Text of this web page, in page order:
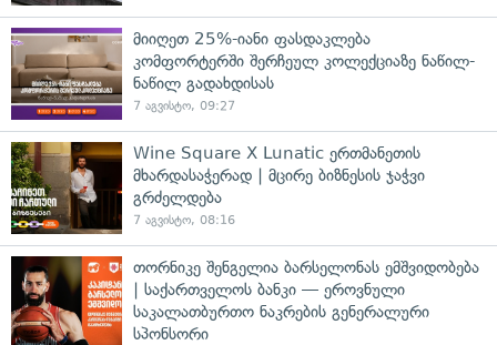
მიიღეთ 25%-იანი ფასდაკლება
კომფორტერში შერჩეულ კოლექციაზე ნაწილ-
ნაწილ გადახდისას
7 აგვისტო, 09:27
Wine Square X Lunatic ერთმანეთის
მხარდასაჭერად | მცირე ბიზნესის ჯაჭვი
გრძელდება
7 აგვისტო, 08:16
თორნიკე შენგელია ბარსელონას ემშვიდობება
| საქართველოს ბანკი — ეროვნული
საკალათბურთო ნაკრების გენერალური
სპონსორი